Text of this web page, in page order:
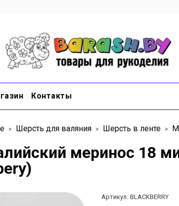
Контакты
Шерсть для валяния Шерсть в ленте
меринос 18
Артикул: BLACKBERRY